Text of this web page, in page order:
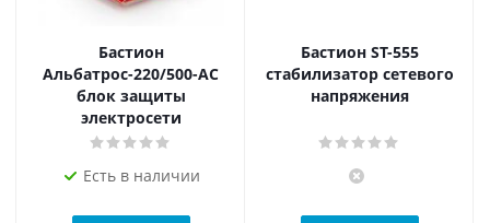
Бастион
Альбатрос-220/500-АС
блок защиты
электросети
Есть в наличии
Бастион ST-555
стабилизатор сетевого
напряжения